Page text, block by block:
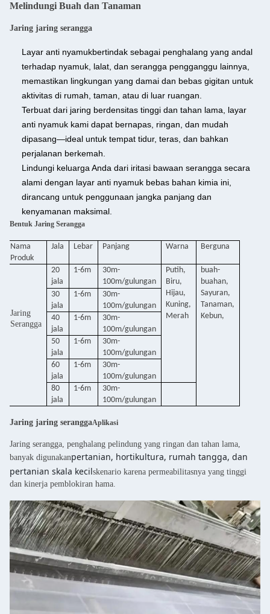
Melindungi Buah dan Tanaman
Jaring jaring serangga
Layar anti nyamukbertindak sebagai penghalang yang andal
terhadap nyamuk, lalat, dan serangga pengganggu lainnya,
memastikan lingkungan yang damai dan bebas gigitan untuk
aktivitas di rumah, taman, atau di luar ruangan.
Terbuat dari jaring berdensitas tinggi dan tahan lama, layar
anti nyamuk kami dapat bernapas, ringan, dan mudah
dipasang—ideal untuk tempat tidur, teras, dan bahkan
perjalanan berkemah.
Lindungi keluarga Anda dari iritasi bawaan serangga secara
alami dengan layar anti nyamuk bebas bahan kimia ini,
dirancang untuk penggunaan jangka panjang dan
kenyamanan maksimal.
Bentuk Jaring Serangga
Nama
Produk
Jala Lebar Panjang Warna Berguna
Jaring
Serangga
20
jala
1-6m
30m-
100m/gulungan
Putih,
Biru,
Hijau,
Kuning,
Merah
buah-
buahan,
Sayuran,
Tanaman,
Kebun,
30
jala
1-6m
30m-
100m/gulungan
40
jala
1-6m
30m-
100m/gulungan
50
jala
1-6m
30m-
100m/gulungan
60
jala
1-6m
30m-
100m/gulungan
80
jala
1-6m
30m-
100m/gulungan
Jaring jaring seranggaAplikasi
Jaring serangga, penghalang pelindung yang ringan dan tahan lama,
banyak digunakanpertanian, hortikultura, rumah tangga, dan
pertanian skala kecilskenario karena permeabilitasnya yang tinggi
dan kinerja pemblokiran hama.